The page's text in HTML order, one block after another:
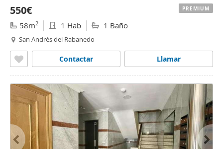
550€
58m2 1 Hab 1 Baño
San Andrés del Rabanedo
Llamar
Contactar
PREMIUM